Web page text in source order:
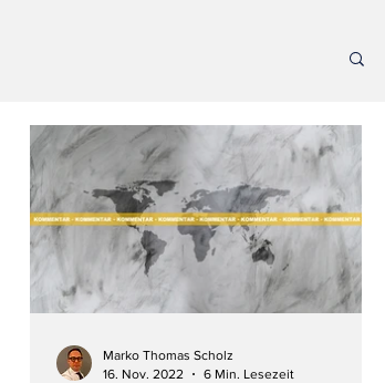
Marko Thomas Scholz
16. Nov. 2022
6 Min. Lesezeit